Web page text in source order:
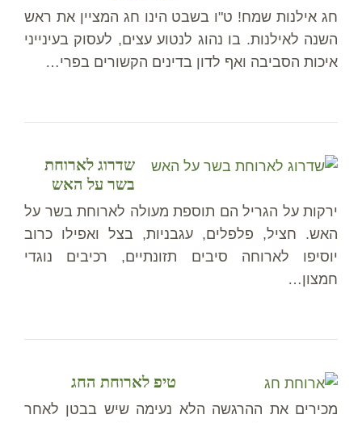
חג אילנות שמח! ט"ו בשבט הינו חג המציין את ראש
השנה לאילנות. בו נהוג לנטוע עצים, לעסוק בעינייני
איכות הסביבה ואף לדון בדינים הקשורים בפרי…
שדרוג לארוחת
בשר על האש
ירקות על הגריל הם תוספת מעולה לארוחת בשר על
האש. חציל, פלפלים, עגבניות, בצל ואפילו כרוב
יוסיפו לארוחה סיבים תזונתיים, רכיבים נוגדי
חמצון…
טיפ לארוחת החג
מכירים את ההרגשה הלא נעימה שיש בבטן לאחר